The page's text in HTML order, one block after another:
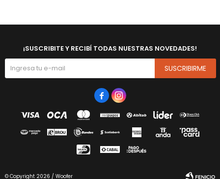
¡SUSCRIBITE Y RECIBÍ TODAS NUESTRAS NOVEDADES!
SUSCRIBIRME
 
© Copyright 2026 / Woofer